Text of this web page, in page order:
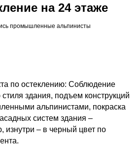
на 24 этаже
промышленные альпинисты
по остеклению: Соблюдение
здания, подъем конструкций
альпинистами, покраска
систем здания –
изнутри – в черный цвет по